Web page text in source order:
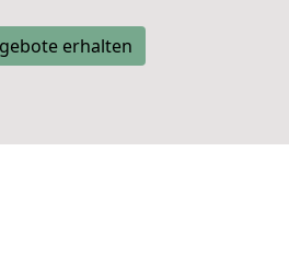
erhalten